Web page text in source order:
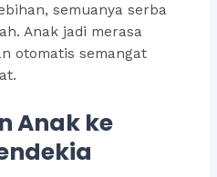
semuanya serba
Anak jadi merasa
otomatis semangat
Anak ke